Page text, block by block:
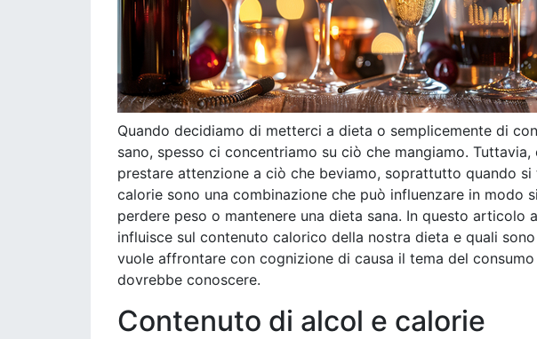
Quando decidiamo di metterci a dieta o semplicemente di
sano, spesso ci concentriamo su ciò che mangiamo.
prestare attenzione a ciò che beviamo, soprattutto quando
calorie sono una combinazione che può influenzare in modo
perdere peso o mantenere una dieta sana. In questo articolo
influisce sul contenuto calorico della nostra dieta e quali
vuole affrontare con cognizione di causa il tema del
dovrebbe conoscere.
Contenuto di alcol e calorie